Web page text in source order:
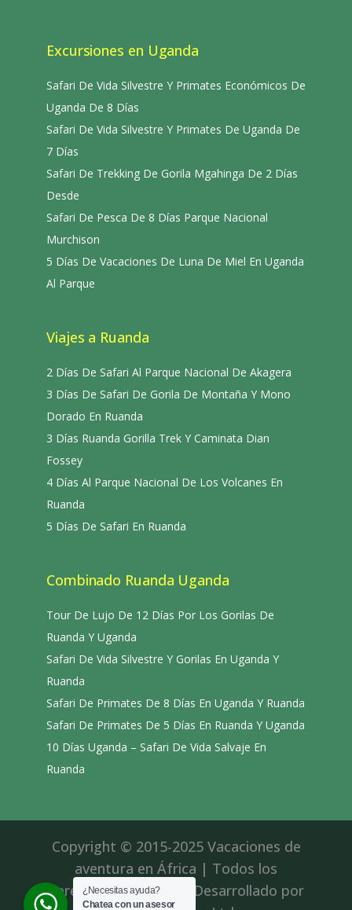
Excursiones en Uganda
Safari De Vida Silvestre Y Primates Económicos De
Uganda De 8 Días
Safari De Vida Silvestre Y Primates De Uganda De
7 Días
Safari De Trekking De Gorila Mgahinga De 2 Días
Desde
Safari De Pesca De 8 Días Parque Nacional
Murchison
5 Días De Vacaciones De Luna De Miel En Uganda
Al Parque
Viajes a Ruanda
2 Días De Safari Al Parque Nacional De Akagera
3 Días De Safari De Gorila De Montaña Y Mono
Dorado En Ruanda
3 Días Ruanda Gorilla Trek Y Caminata Dian
Fossey
4 Días Al Parque Nacional De Los Volcanes En
Ruanda
5 Días De Safari En Ruanda
Combinado Ruanda Uganda
Tour De Lujo De 12 Días Por Los Gorilas De
Ruanda Y Uganda
Safari De Vida Silvestre Y Gorilas En Uganda Y
Ruanda
Safari De Primates De 8 Días En Uganda Y Ruanda
Safari De Primates De 5 Días En Ruanda Y Uganda
10 Días Uganda – Safari De Vida Salvaje En
Ruanda
Copyright © 2015-2025 Vacaciones de
aventura en África | Todos los
derechos reservados|Desarrollado por
¿Necesitas ayuda?
Chatea con un asesor